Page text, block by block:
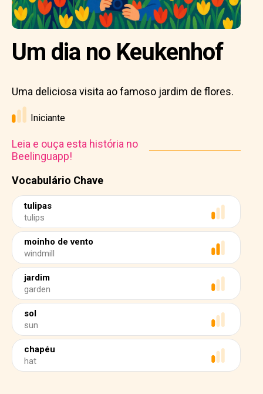
Vocabulário Chave
tulipas
tulips
moinho de vento
windmill
jardim
garden
sol
sun
chapéu
hat
Um dia no Keukenhof
Uma deliciosa visita ao famoso jardim de flores.
Iniciante
Leia e ouça esta história no
Beelinguapp!